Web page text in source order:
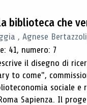
biblioteca che
, Agnese
41, numero: 7
il disegno di
to come",
sociale e
Sapienza. Il